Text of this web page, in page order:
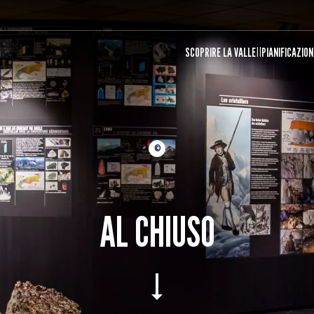
SCOPRIRE LA VALLE
AL CHIUSO
©